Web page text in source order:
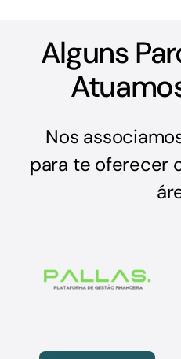
Alguns
Nos
para te oferecer